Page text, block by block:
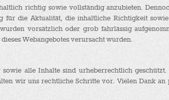
richtig sowie vollständig anzubieten.
für die Aktualität, die inhaltliche Richtigkeit
vorsätzlich oder grob fahrlässig
Webangebotes verursacht wurden.
alle Inhalte sind urheberrechtlich
wir uns rechtliche Schritte vor. Vielen Dank an